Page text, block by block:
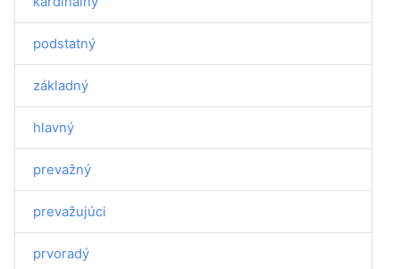
podstatný
základný
hlavný
prevažný
prevažujúci
prvoradý